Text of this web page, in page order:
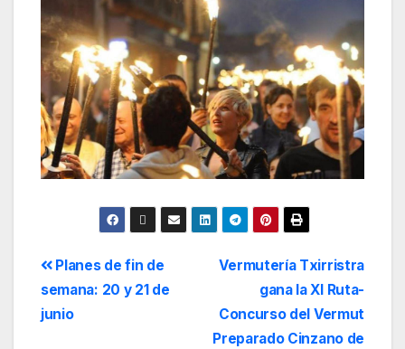
Vermutería Txirristra
gana la XI Ruta-
Concurso del Vermut
Preparado Cinzano de
Planes de fin de
semana: 20 y 21 de
junio